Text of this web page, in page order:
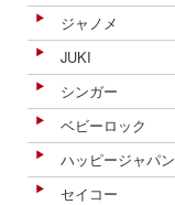
ジャノメ
JUKI
シンガー
ベビーロック
ハッピージャパン
セイコー